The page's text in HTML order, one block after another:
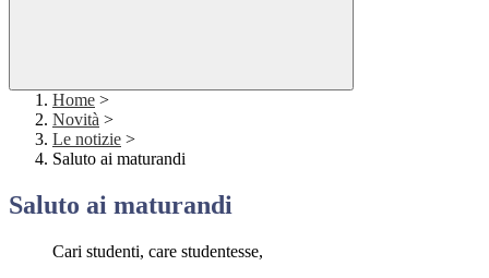
Home >
Novità >
Le notizie >
Saluto ai maturandi
Saluto ai maturandi
Cari studenti, care studentesse,